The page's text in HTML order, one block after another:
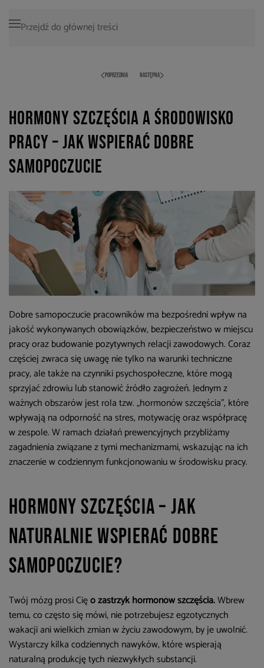
Przejdź do głównej treści
POPRZEDNIA NASTĘPNA
Hormony szczęścia a środowisko
pracy – jak wspierać dobre
samopoczucie
Dobre samopoczucie pracowników ma bezpośredni wpływ na
jakość wykonywanych obowiązków, bezpieczeństwo w miejscu
pracy oraz budowanie pozytywnych relacji zawodowych. Coraz
częściej zwraca się uwagę nie tylko na warunki techniczne
pracy, ale także na czynniki psychospołeczne, które mogą
sprzyjać zdrowiu lub stanowić źródło zagrożeń. Jednym z
ważnych obszarów jest rola tzw. „hormonów szczęścia”, które
wpływają na odporność na stres, motywację oraz współpracę
w zespole. W ramach działań prewencyjnych przybliżamy
zagadnienia związane z tymi mechanizmami, wskazując na ich
znaczenie w codziennym funkcjonowaniu w środowisku pracy.
Hormony szczęścia – jak
naturalnie wspierać dobre
samopoczucie?
Twój mózg prosi Cięo zastrzyk hormonów szczęścia.Wbrew
temu, co często się mówi, nie potrzebujesz egzotycznych
wakacji ani wielkich zmian w życiu zawodowym, by je uwolnić.
Wystarczy kilka codziennych nawyków, które wspierają
naturalną produkcję tych niezwykłych substancji.